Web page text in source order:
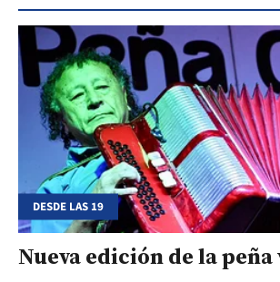
DESDE LAS 19
Nueva edición de la